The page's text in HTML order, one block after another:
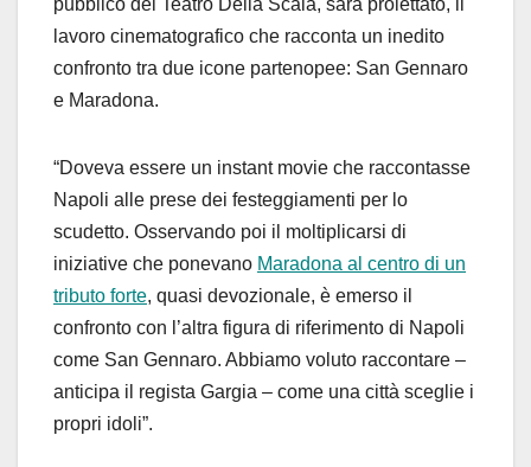
lavoro cinematografico che racconta un inedito
confronto tra due icone partenopee: San Gennaro
e Maradona.
“Doveva essere un instant movie che raccontasse
Napoli alle prese dei festeggiamenti per lo
scudetto. Osservando poi il moltiplicarsi di
iniziative che ponevano Maradona al centro di un
tributo forte, quasi devozionale, è emerso il
confronto con l’altra figura di riferimento di Napoli
come San Gennaro. Abbiamo voluto raccontare –
anticipa il regista Gargia – come una città sceglie i
propri idoli”.